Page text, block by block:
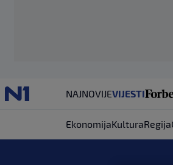
NAJNOVIJEVIJESTI
EkonomijaKulturaRegija